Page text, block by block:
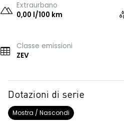
Extraurbano
0,00 l/100 km
Classe emissioni
ZEV
Dotazioni di serie
Mostra / Nascondi